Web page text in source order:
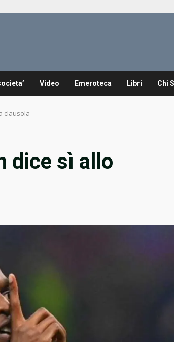
Video Emeroteca Libri Chi
clausola
dice sì allo